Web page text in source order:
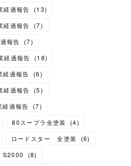
過報告
(13)
過報告
(7)
報告
(7)
経過報告
(18)
過報告
(6)
過報告
(5)
過報告
(7)
80スープラ全塗装 (4)
ロードスター 全塗装 (6)
S2000 (8)